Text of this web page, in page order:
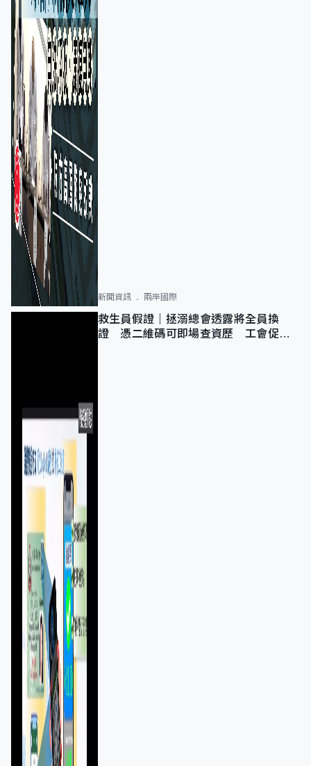
新聞資訊 兩岸國際
救生員假證｜拯溺總會透露將全員換
證 憑二維碼可即場查資歷 工會促加